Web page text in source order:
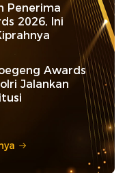
Penerima
2026, Ini
Awards
Jalankan